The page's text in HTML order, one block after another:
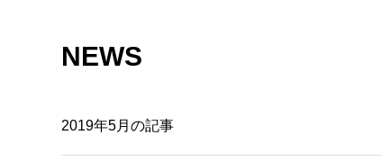
NEWS
2019年5月 の記事